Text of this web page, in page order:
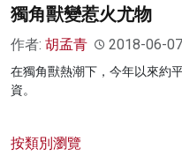
獨角獸變惹火尤物
作者: 胡孟青 2018-06-07
在獨角獸熱潮下，今年以來約
資。
按類別瀏覽